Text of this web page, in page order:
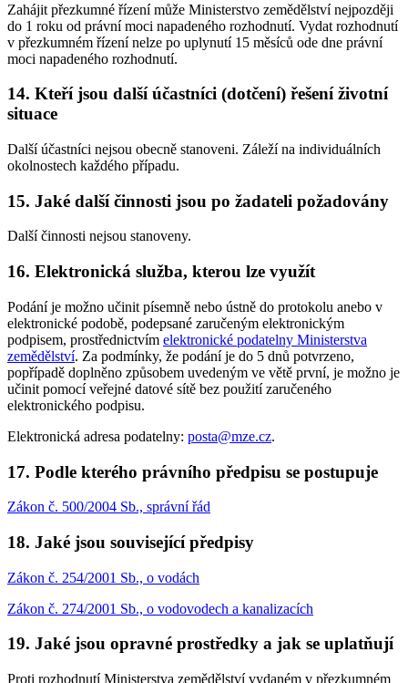
Zahájit přezkumné řízení může Ministerstvo zemědělství nejpozději
do 1 roku od právní moci napadeného rozhodnutí. Vydat rozhodnutí
v přezkumném řízení nelze po uplynutí 15 měsíců ode dne právní
moci napadeného rozhodnutí.
14. Kteří jsou další účastníci (dotčení) řešení životní
situace
Další účastníci nejsou obecně stanoveni. Záleží na individuálních
okolnostech každého případu.
15. Jaké další činnosti jsou po žadateli požadovány
Další činnosti nejsou stanoveny.
16. Elektronická služba, kterou lze využít
Podání je možno učinit písemně nebo ústně do protokolu anebo v
elektronické podobě, podepsané zaručeným elektronickým
podpisem, prostřednictvím elektronické podatelny Ministerstva
zemědělství. Za podmínky, že podání je do 5 dnů potvrzeno,
popřípadě doplněno způsobem uvedeným ve větě první, je možno je
učinit pomocí veřejné datové sítě bez použití zaručeného
elektronického podpisu.
Elektronická adresa podatelny: posta@mze.cz.
17. Podle kterého právního předpisu se postupuje
Zákon č. 500/2004 Sb., správní řád
18. Jaké jsou související předpisy
Zákon č. 254/2001 Sb., o vodách
Zákon č. 274/2001 Sb., o vodovodech a kanalizacích
19. Jaké jsou opravné prostředky a jak se uplatňují
Proti rozhodnutí Ministerstva zemědělství vydaném v přezkumném